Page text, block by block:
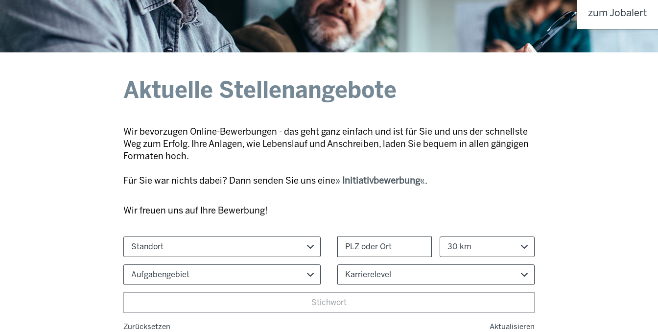
Aktuelle Stellenangebote
Wir bevorzugen Online-Bewerbungen - das geht ganz einfach und ist für Sie und uns der schnellste
Weg zum Erfolg. Ihre Anlagen, wie Lebenslauf und Anschreiben, laden Sie bequem in allen gängigen
Formaten hoch.
Für Sie war nichts dabei? Dann senden Sie uns eine Initiativbewerbung .
Wir freuen uns auf Ihre Bewerbung!
Standort 30 km
Aufgabengebiet Karrierelevel
Zurücksetzen Aktualisieren
zum Jobalert